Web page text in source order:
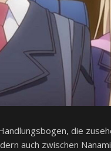
die
auch zwischen